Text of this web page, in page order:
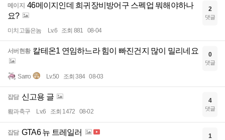
메이지 46메이지인데 희귀장비방어구 스펙업 뭐해야하나
요?
미치고돌은놈 Lv.6 조회 881 08-04
2
댓글
서버현황 칼테온1 연임하느라 힘이 빠진건지 많이 밀리네요
Sarro Lv.50 조회 384 08-03
0
댓글
잡담 신고용 글
뢐과축구 Lv.6 조회 1472 08-02
4
댓글
잡담 GTA6 뉴 트레일러 1